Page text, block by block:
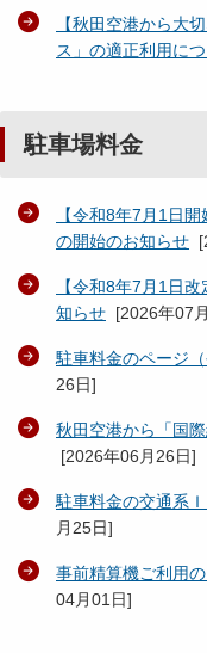
【秋田空港から大
ス」の適正利用に
駐車場料金
【令和8年7月1日
の開始のお知らせ [
【令和8年7月1日
知らせ [2026年07
駐車料金のページ
26日]
秋田空港から「国
[2026年06月26日]
駐車料金の交通系
月25日]
事前精算機ご利用
04月01日]